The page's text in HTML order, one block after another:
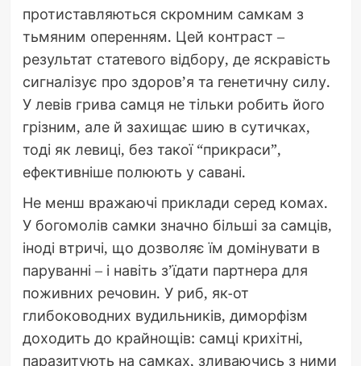
протиставляються скромним самкам з
тьмяним оперенням. Цей контраст –
результат статевого відбору, де яскравість
сигналізує про здоров’я та генетичну силу.
У левів грива самця не тільки робить його
грізним, але й захищає шию в сутичках,
тоді як левиці, без такої “прикраси”,
ефективніше полюють у савані.
Не менш вражаючі приклади серед комах.
У богомолів самки значно більші за самців,
іноді втричі, що дозволяє їм домінувати в
паруванні – і навіть з’їдати партнера для
поживних речовин. У риб, як-от
глибоководних вудильників, диморфізм
доходить до крайнощів: самці крихітні,
паразитують на самках, зливаючись з ними